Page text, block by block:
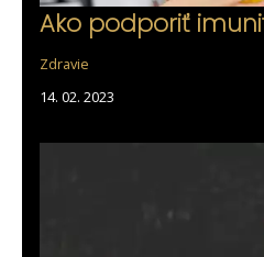
Ako podporiť
Zdravie
14. 02. 2023